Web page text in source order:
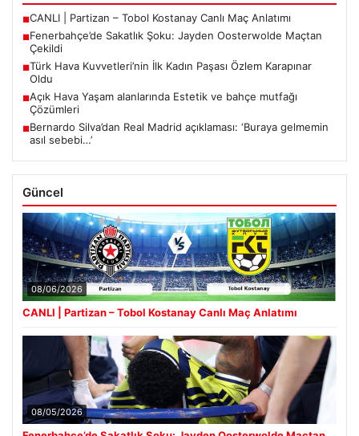
■CANLI | Partizan – Tobol Kostanay Canlı Maç Anlatımı
■Fenerbahçe’de Sakatlık Şoku: Jayden Oosterwolde Maçtan
Çekildi
■Türk Hava Kuvvetleri’nin İlk Kadın Paşası Özlem Karapınar
Oldu
■Açık Hava Yaşam alanlarında Estetik ve bahçe mutfağı
Çözümleri
■Bernardo Silva’dan Real Madrid açıklaması: ‘Buraya gelmemin
asıl sebebi…’
Güncel
08/06/2026
CANLI | Partizan – Tobol Kostanay Canlı Maç Anlatımı
08/05/2026